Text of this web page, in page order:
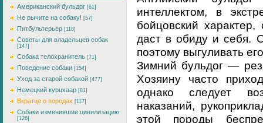
Американский бульдог [61]
Не рычите на собаку! [57]
Питбультерьер [118]
Советы для владельцев собак
[147]
Собака телохранитель [71]
Поведение собаки [154]
Уход за старой собакой [477]
Немецкий курцхаар [81]
Вкратце о породах [117]
Собаки изменившие цивилизацию
[126]
интеллектом, в
бойцовский
даст в обиду и себя.
поэтому выгуливать
Зимний бульдог —
Хозяину часто
однако следует
наказаний,
этой породы